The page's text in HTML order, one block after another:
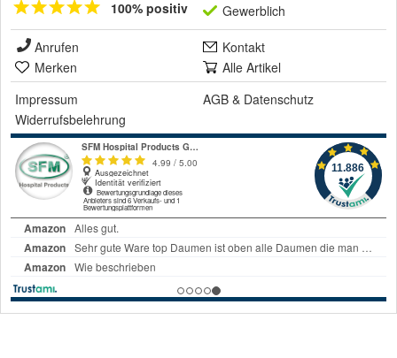
100% positiv
Gewerblich
Anrufen
Kontakt
Merken
Alle Artikel
Impressum
AGB & Datenschutz
Widerrufsbelehrung